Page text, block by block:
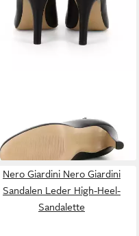
Handmade in Italy
UVP210,00 €
-30%
Nero Giardini Nero Giardini
Sandalen Leder High-Heel-
Sandalette